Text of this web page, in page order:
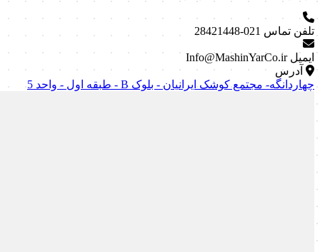
تلفن تماس 021-28421448
ایمیل Info@MashinYarCo.ir
آدرس
چهاردانگه- مجتمع کوشک ایرانیان - بلوک B - طبقه اول - واحد 5